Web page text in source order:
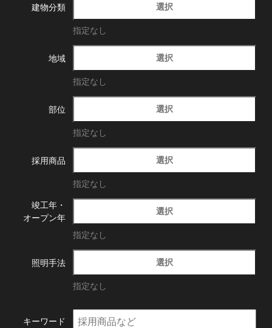
建物分類 選択
指定なし
地域 選択
指定なし
部位 選択
指定なし
採用商品 選択
指定なし
竣工年・
オープン年
選択
指定なし
照明手法 選択
指定なし
キーワード